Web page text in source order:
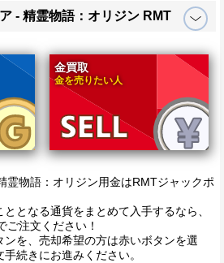
- 精霊物語：オリジン RMT
金買取
金を売りたい人
霊物語：オリジン用金はRMTジャックポ
となる通貨をまとめて入手するなら、
ご注文ください！
を、売却希望の方は赤いボタンを選
続きにお進みください。